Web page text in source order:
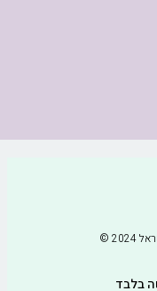
©
בלבד